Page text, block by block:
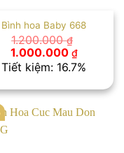
Bình hoa Baby 668
1.200.000₫
Giá
gốc
là:
1.000.000 ₫Giá
hiện
tại
Tiết kiệm: 16.7%